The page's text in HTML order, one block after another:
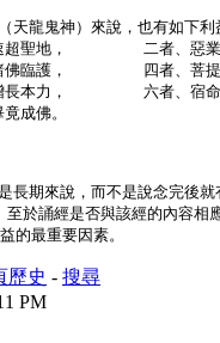
天龍鬼神）來說，也有如下利
聖地，        二者、惡
臨護，        四者、菩
本力，        六者、宿
成佛。
長期來說，而不是說念完後就
於誦經是否與該經的內容相
歷史 - 搜尋
PM